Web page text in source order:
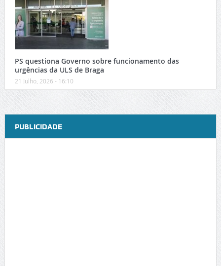
PS questiona Governo sobre funcionamento das
urgências da ULS de Braga
21 Julho, 2026 - 16:10
PUBLICIDADE